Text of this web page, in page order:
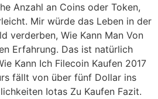
Anzahl an Coins oder Token,
Mir würde das Leben in der
verderben, Wie Kann Man Von
Erfahrung. Das ist natürlich
Kann Ich Filecoin Kaufen 2017
fällt von über fünf Dollar ins
Iotas Zu Kaufen Fazit.